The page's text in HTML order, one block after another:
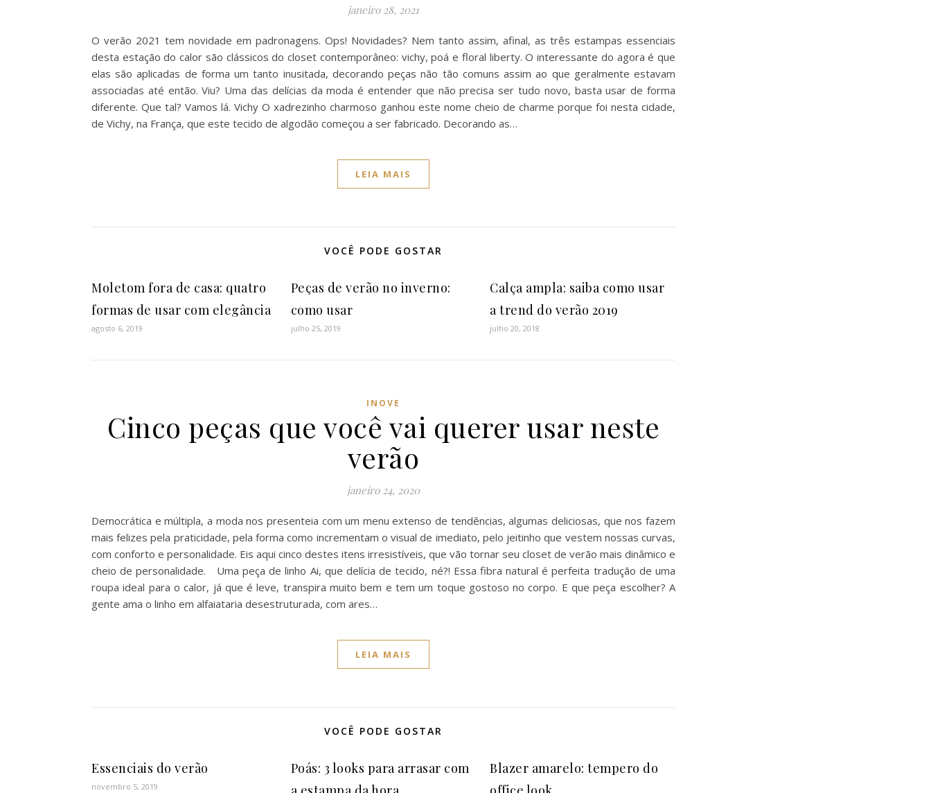
janeiro 28, 2021
O verão 2021 tem novidade em padronagens. Ops! Novidades? Nem tanto assim, afinal, as três estampas essenciais
desta estação do calor são clássicos do closet contemporâneo: vichy, poá e floral liberty. O interessante do agora é que
elas são aplicadas de forma um tanto inusitada, decorando peças não tão comuns assim ao que geralmente estavam
associadas até então. Viu? Uma das delícias da moda é entender que não precisa ser tudo novo, basta usar de forma
diferente. Que tal? Vamos lá. Vichy O xadrezinho charmoso ganhou este nome cheio de charme porque foi nesta cidade,
de Vichy, na França, que este tecido de algodão começou a ser fabricado. Decorando as…
LEIA MAIS
VOCÊ PODE GOSTAR
Moletom fora de casa: quatro
formas de usar com elegância
agosto 6, 2019
Peças de verão no inverno:
como usar
julho 25, 2019
Calça ampla: saiba como usar
a trend do verão 2019
julho 20, 2018
INOVE
Cinco peças que você vai querer usar neste
verão
janeiro 24, 2020
Democrática e múltipla, a moda nos presenteia com um menu extenso de tendências, algumas deliciosas, que nos fazem
mais felizes pela praticidade, pela forma como incrementam o visual de imediato, pelo jeitinho que vestem nossas curvas,
com conforto e personalidade. Eis aqui cinco destes itens irresistíveis, que vão tornar seu closet de verão mais dinâmico e
cheio de personalidade. Uma peça de linho Ai, que delícia de tecido, né?! Essa fibra natural é perfeita tradução de uma
roupa ideal para o calor, já que é leve, transpira muito bem e tem um toque gostoso no corpo. E que peça escolher? A
gente ama o linho em alfaiataria desestruturada, com ares…
LEIA MAIS
VOCÊ PODE GOSTAR
Essenciais do verão
novembro 5, 2019
Poás: 3 looks para arrasar com
Blazer amarelo: tempero do